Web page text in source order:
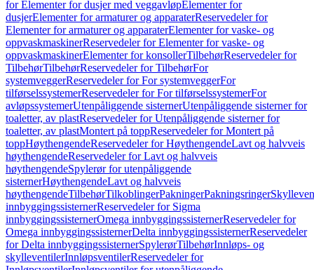
for Elementer for dusjer med veggavløpElementer for
dusjerElementer for armaturer og apparaterReservedeler for
Elementer for armaturer og apparaterElementer for vaske- og
oppvaskmaskinerReservedeler for Elementer for vaske- og
oppvaskmaskinerElementer for konsollerTilbehørReservedeler for
TilbehørTilbehørReservedeler for TilbehørFor
systemveggerReservedeler for For systemveggerFor
tilførselssystemerReservedeler for For tilførselssystemerFor
avløpssystemerUtenpåliggende sisternerUtenpåliggende sisterner for
toaletter, av plastReservedeler for Utenpåliggende sisterner for
toaletter, av plastMontert på toppReservedeler for Montert på
toppHøythengendeReservedeler for HøythengendeLavt og halvveis
høythengendeReservedeler for Lavt og halvveis
høythengendeSpylerør for utenpåliggende
sisternerHøythengendeLavt og halvveis
høythengendeTilbehørTilkoblingerPakningerPakningsringer
innbyggingssisternerReservedeler for Sigma
innbyggingssisternerOmega innbyggingssisternerReservedeler for
Omega innbyggingssisternerDelta innbyggingssisternerReservedeler
for Delta innbyggingssisternerSpylerørTilbehørInnløps- og
skylleventilerInnløpsventilerReservedeler for